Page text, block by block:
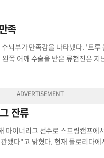
수비를 업그레이
편 벅 쇼월터 감독은 "내 생각에 김현수는 또 다른
다.
바라보고 있다'는 부제를 달았다. 3루수 글
플링'이라며 '그러나 이를 위해선
글러브를 준비
가장 많은 1016경기를 뛰었고,
를 다퉈야 한다. 샌프란시스코는
'고 전했다. 황재균은 "기본적으로 모든 포지션에
도 한층 더 치열해지게 됐다.
족
뇌부가 만족감을 나타냈다. '트
현진은 현재까지 불펜에서 투구 숫자나 구속에 제
행한 류현진은 4년간 57경기서 28승
잔류
로 스프링캠프에서 경쟁을 하게 됐다. 미
고 있는 박병호는 스프링캠프에